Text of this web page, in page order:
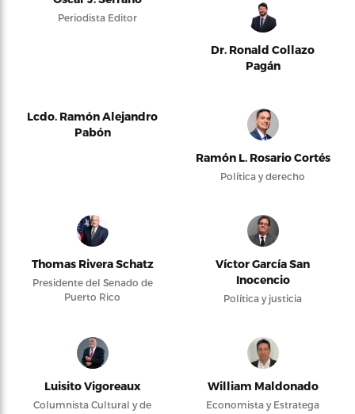
Periodista Editor
Dr. Ronald Collazo
Pagán
Lcdo. Ramón Alejandro
Pabón
Ramón L. Rosario Cortés
Política y derecho
Thomas Rivera Schatz
Presidente del Senado de
Puerto Rico
Víctor García San
Inocencio
Política y justicia
Luisito Vigoreaux
Columnista Cultural y de
William Maldonado
Economista y Estratega